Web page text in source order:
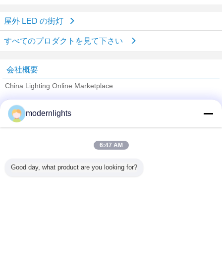
屋外 LED の街灯
すべてのプロダクトを見て下さい
会社概要
China Lighting Online Marketplace
Trust Seal
Verified Suplier
すべての製品
modernlights
6:47 AM
Good day, what product are you looking for?